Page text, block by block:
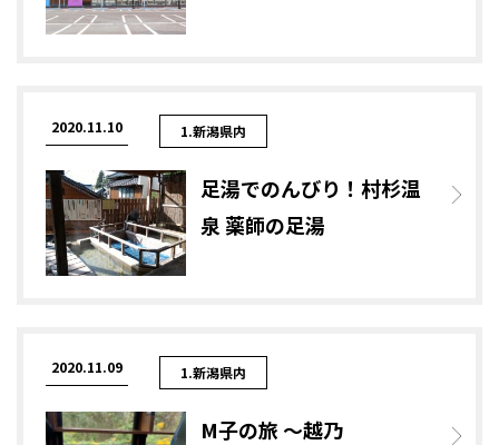
2020.11.10 1.新潟県内
足湯でのんびり！村杉温
泉 薬師の足湯
2020.11.09 1.新潟県内
M子の旅 ～越乃